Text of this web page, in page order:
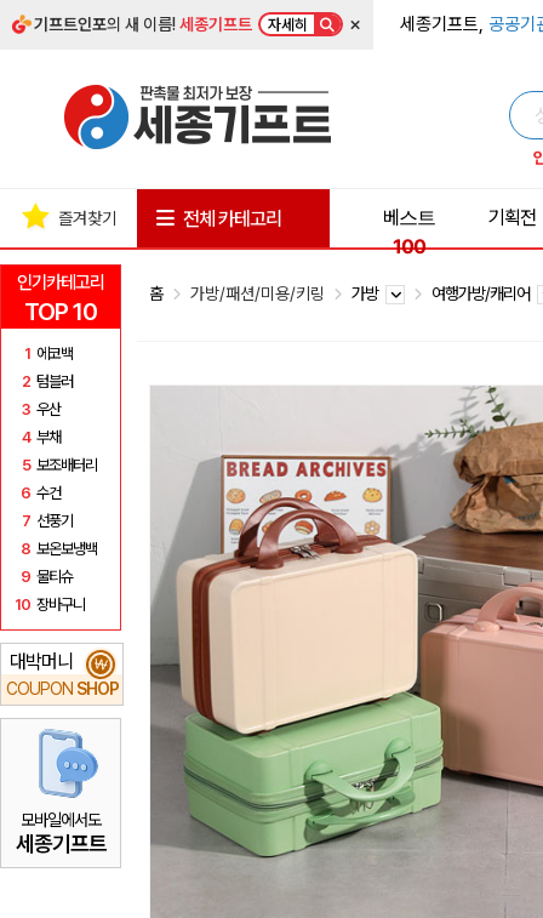
기프트인포의 새 이름!세종기프트 자세히 × 세종기프트, 공공기
인기카테고리
TOP 10
1 에코백
2 텀블러
3 우산
4 부채
5 보조배터리
6 수건
7 선풍기
8 보온보냉백
9 물티슈
10 장바구니
대박머니
COUPON SHOP
₩
모바일에서도
세종기프트
즐겨찾기 전체 카테고리
베스트
100
기획전
홈 가방/패션/미용/키링 가방 여행가방/캐리어